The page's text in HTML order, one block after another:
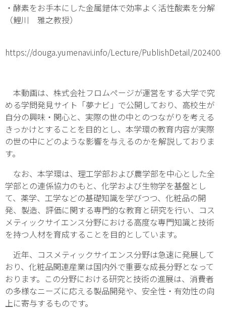
・酵素をお手本にした金属錯体で効率よく活性酸素を分解
（鯉川 雅之教授）
https://douga.yumenavi.info/Lecture/PublishDetail/
本動画は、株式会社フロムページが運営をする大学で究
める学問発見サイト「夢ナビ」で公開しており、高校生が
自分の興味・関心と、実際の世の中とのつながりを考える
きっかけとすることを目的とし、本学環の教育内容が実際
の世の中にどのような影響を与えるのかを解説しておりま
す。
なお、本学環は、理工学部および農学部を中心とした全
学部との連係協力のもと、化学および生物学を基盤とし
て、薬学、工学などの基礎知識を学びつつ、化粧品の開
発、製造、評価に関する専門的な教育と研究を行い、コス
メティックサイエンス分野における高度な専門知識と技術
を持つ人材を育成することを目的としています。
近年、コスメティックサイエンス分野は急速に発展して
おり、化粧品関連産業は国内外で重要な成長分野となって
おります。この分野における研究と技術の進展は、消費者
の多様なニーズに応える製品開発や、安全性・有効性の向
上に寄与するものです。